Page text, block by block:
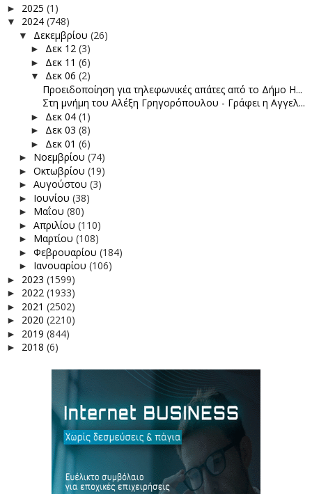
► 2025 (1)
▼ 2024 (748)
▼ Δεκεμβρίου (26)
► Δεκ 12 (3)
► Δεκ 11 (6)
▼ Δεκ 06 (2)
Προειδοποίηση για τηλεφωνικές απάτες από το Δήμο Η...
Στη μνήμη του Αλέξη Γρηγορόπουλου - Γράφει η Αγγελ...
► Δεκ 04 (1)
► Δεκ 03 (8)
► Δεκ 01 (6)
► Νοεμβρίου (74)
► Οκτωβρίου (19)
► Αυγούστου (3)
► Ιουνίου (38)
► Μαΐου (80)
► Απριλίου (110)
► Μαρτίου (108)
► Φεβρουαρίου (184)
► Ιανουαρίου (106)
► 2023 (1599)
► 2022 (1933)
► 2021 (2502)
► 2020 (2210)
► 2019 (844)
► 2018 (6)